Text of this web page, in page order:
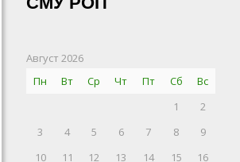
Август 2026
Пн
Вт Ср Чт Пт Сб
Вс
1
2
3
4 5 6 7 8
9
10
11 12 13 14 15 16